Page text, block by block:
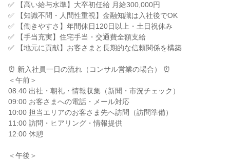
✅ 【高い給与水準】大卒初任給 月給300,000円
✅ 【知識不問・人間性重視】金融知識は入社後でOK
✅ 【働きやすさ】年間休日120日以上・土日祝休み
✅ 【手当充実】住宅手当・交通費全額支給
✅ 【地元に貢献】お客さまと長期的な信頼関係を構築
⏰ 新入社員一日の流れ（コンサル営業の場合） ⏰
＜午前＞
08:40 出社・朝礼・情報収集（新聞・市況チェック）
09:00 お客さまへの電話・メール対応
10:00 担当エリアのお客さま先へ訪問（訪問準備）
11:00 訪問・ヒアリング・情報提供
12:00 休憩
＜午後＞